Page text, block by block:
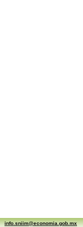
info.sniim@economia.gob.mx